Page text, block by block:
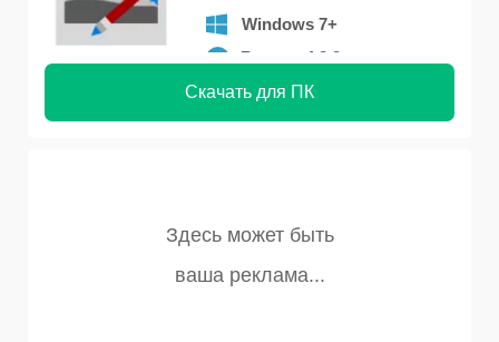
Windows 7+
Версия 4.3.3
Скачать для ПК